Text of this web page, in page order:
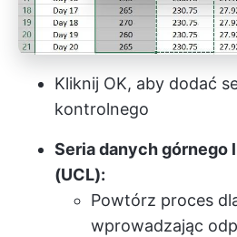
Kliknij OK, aby dodać
kontrolnego
Seria danych górnego
(UCL):
Powtórz proces
wprowadzając